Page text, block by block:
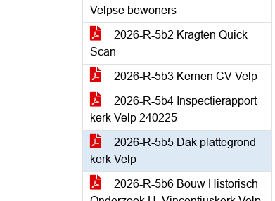
Velpse bewoners
2026-R-5b2 Kragten Quick
Scan
2026-R-5b3 Kernen CV Velp
2026-R-5b4 Inspectierapport
kerk Velp 240225
2026-R-5b5 Dak plattegrond
kerk Velp
2026-R-5b6 Bouw Historisch